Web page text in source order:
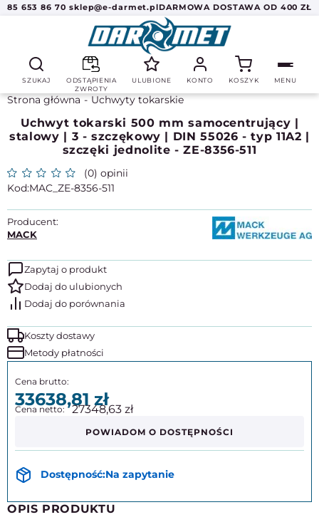
85 653 86 70 sklep@e-darmet.plDARMOWA DOSTAWA OD 400 ZŁ
SZUKAJ
ODSTĄPIENIA
ZWROTY
ULUBIONE KONTO KOSZYK MENU
Strona główna Uchwyty tokarskie
Uchwyt tokarski 500 mm samocentrujący |
stalowy | 3 - szczękowy | DIN 55026 - typ 11A2 |
szczęki jednolite - ZE-8356-511
(0) opinii
MAC_ZE-8356-511
Producent:
MACK
Zapytaj o produkt
Koszty dostawy
Metody płatności
33638,8127348,63
POWIADOM O DOSTĘPNOŚCI
Na zapytanie
OPIS PRODUKTU